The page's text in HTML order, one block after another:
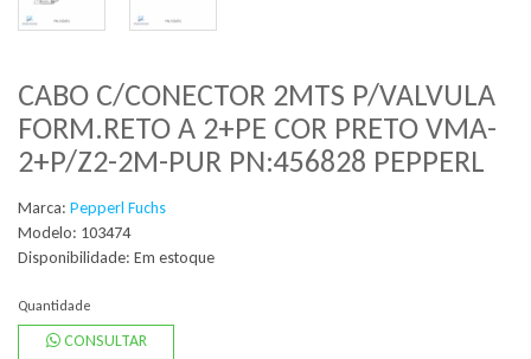
CABO C/CONECTOR 2MTS P/VALVULA
FORM.RETO A 2+PE COR PRETO VMA-
2+P/Z2-2M-PUR PN:456828 PEPPERL
Marca: Pepperl Fuchs
Modelo: 103474
Disponibilidade: Em estoque
Quantidade
CONSULTAR